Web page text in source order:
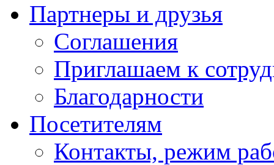
Партнеры и друзья
Соглашения
Приглашаем к
Благодарности
Посетителям
Контакты, режим